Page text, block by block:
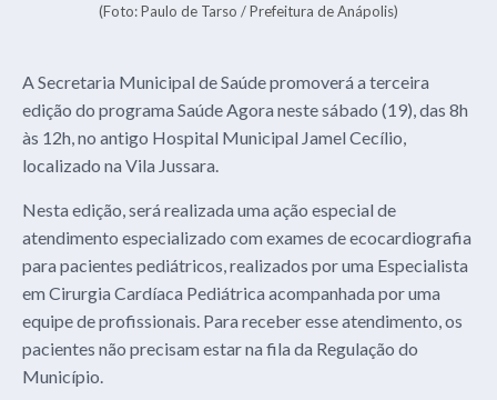
(Foto: Paulo de Tarso / Prefeitura de Anápolis)
A Secretaria Municipal de Saúde promoverá a terceira
edição do programa Saúde Agora neste sábado (19), das 8h
às 12h, no antigo Hospital Municipal Jamel Cecílio,
localizado na Vila Jussara.
Nesta edição, será realizada uma ação especial de
atendimento especializado com exames de ecocardiografia
para pacientes pediátricos, realizados por uma Especialista
em Cirurgia Cardíaca Pediátrica acompanhada por uma
equipe de profissionais. Para receber esse atendimento, os
pacientes não precisam estar na fila da Regulação do
Município.